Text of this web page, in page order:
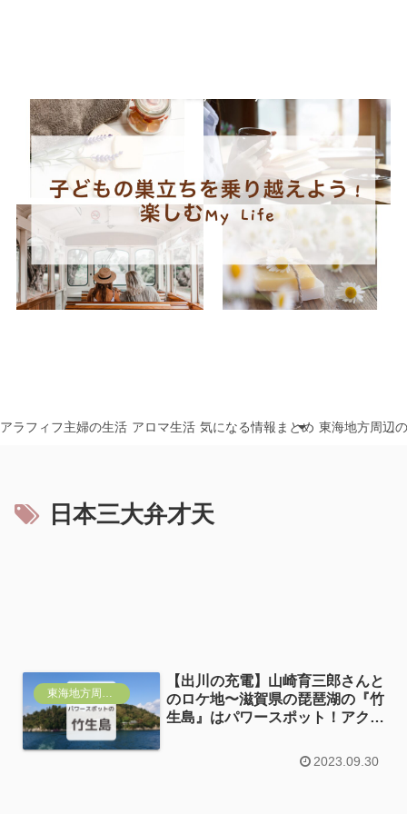
アラフィフ主婦の生活 アロマ生活 気になる情報まとめ 東海地方周辺
日本三大弁才天
東海地方周辺おすすめ
【出川の充電】山崎育三郎さんと
のロケ地〜滋賀県の琵琶湖の『竹
生島』はパワースポット！アクセ
2023.09.30